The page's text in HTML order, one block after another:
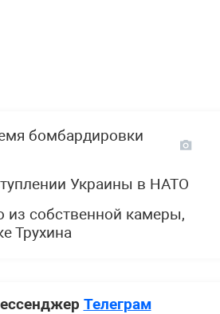
бомбардировки
Украины в НАТО
из собственной камеры,
Трухина
Телеграм